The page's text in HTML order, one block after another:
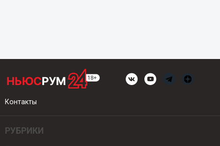
Контакты
РУБРИКИ